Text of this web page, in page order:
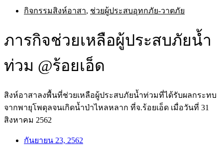
กิจกรรมสิงห์อาสา, ช่วยผู้ประสบอุทกภัย-วาตภัย
ภารกิจช่วยเหลือผู้ประสบภัยน้ำ
ท่วม @ร้อยเอ็ด
สิงห์อาสาลงพื้นที่ช่วยเหลือผู้ประสบภัยน้ำท่วมที่ได้รับผลกระทบ
จากพายุโพดุลจนเกิดน้ำป่าไหลหลาก ที่จ.ร้อยเอ็ด เมื่อวันที่ 31
สิงหาคม 2562
กันยายน 23, 2562